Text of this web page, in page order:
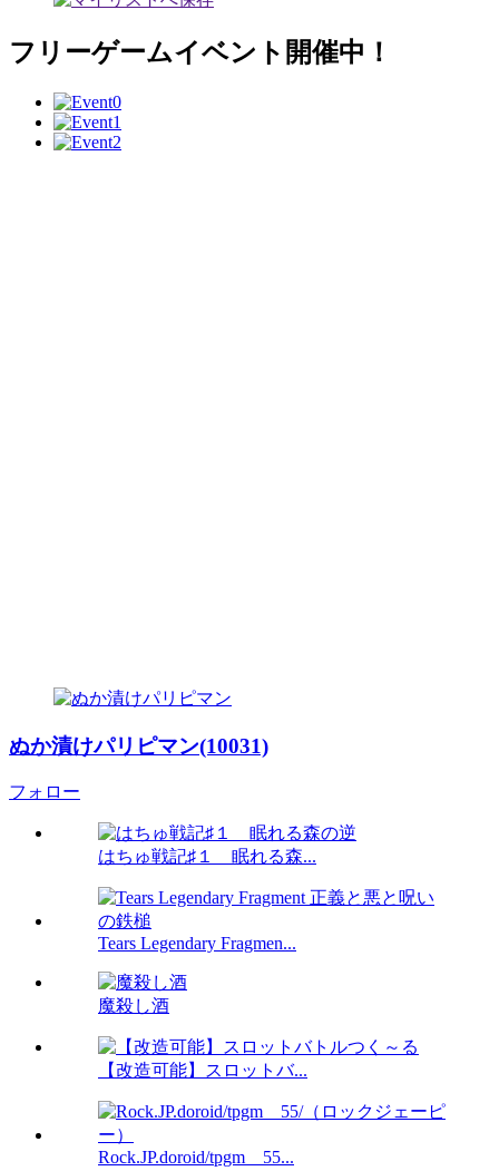
フリーゲームイベント開催中！
ぬか漬けパリピマン(10031)
フォロー
はちゅ戦記♯１ 眠れる森...
Tears Legendary Fragmen...
魔殺し酒
【改造可能】スロットバ...
Rock.JP.doroid/tpgm__55...